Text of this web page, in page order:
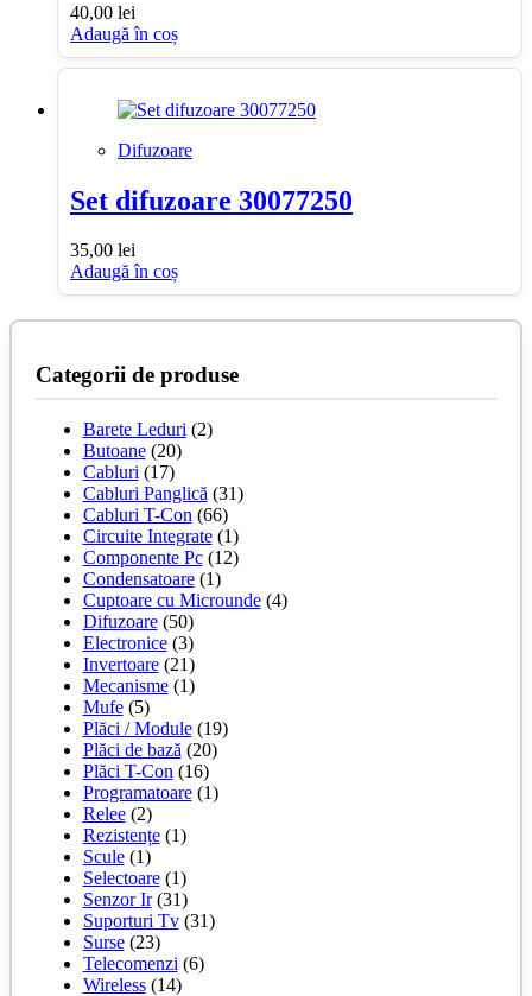
40,00 lei
Adaugă în coș
Difuzoare
Set difuzoare 30077250
35,00 lei
Adaugă în coș
Categorii de produse
Barete Leduri (2)
Butoane (20)
Cabluri (17)
Cabluri Panglică (31)
Cabluri T-Con (66)
Circuite Integrate (1)
Componente Pc (12)
Condensatoare (1)
Cuptoare cu Microunde (4)
Difuzoare (50)
Electronice (3)
Invertoare (21)
Mecanisme (1)
Mufe (5)
Plăci / Module (19)
Plăci de bază (20)
Plăci T-Con (16)
Programatoare (1)
Relee (2)
Rezistențe (1)
Scule (1)
Selectoare (1)
Senzor Ir (31)
Suporturi Tv (31)
Surse (23)
Telecomenzi (6)
Wireless (14)